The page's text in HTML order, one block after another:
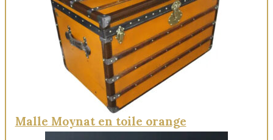
Quick View
Malle Moynat en toile orange